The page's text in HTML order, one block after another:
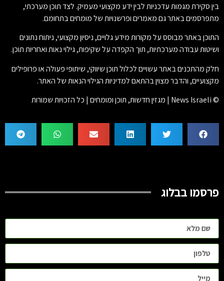
בין סקירת מגמות עדכניות לבין ידע מקצועי מעמיק. לצד תוכן מערכתי,
מתפרסמים באתר גם מאמרים ופרשנויות של מומחים בתחומם.
התוכן באתר מבוסס על מקורות מידע גלויים, ניסיון מקצועי, ניתוח נתונים
ושיטות עבודה מערכתיות, תוך הקפדה על שקיפות, גילוי נאות ואחריות תוכן.
חלק מהתכנים באתר עשויים לכלול תוכן שיווקי, שיתופי פעולה או פרופילים
מקצועיים, והדבר מצוין בהתאם למדיניות הגילוי הנאות של האתר.
© News Israeli | מגזין חדשות, תוכן ומומחים | כל הזכויות שמורות
פרסמו בבלוג